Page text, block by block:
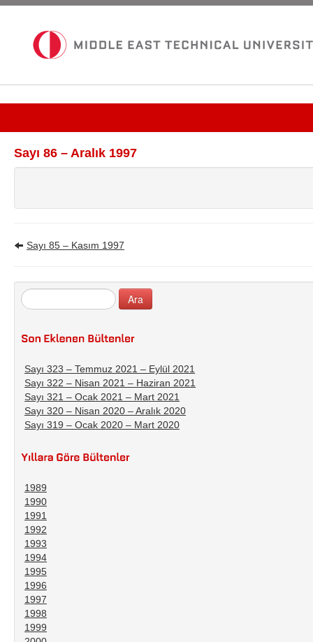
Tüm Bültenler
Sayı 86 – Aralık 1997
Sayı 85 – Kasım 1997
Sayı 323 – Temmuz 2021 – Eylül 2021
Sayı 322 – Nisan 2021 – Haziran 2021
Sayı 321 – Ocak 2021 – Mart 2021
Sayı 320 – Nisan 2020 – Aralık 2020
Sayı 319 – Ocak 2020 – Mart 2020
1989
1990
1991
1992
1993
1994
1995
1996
1997
1998
1999